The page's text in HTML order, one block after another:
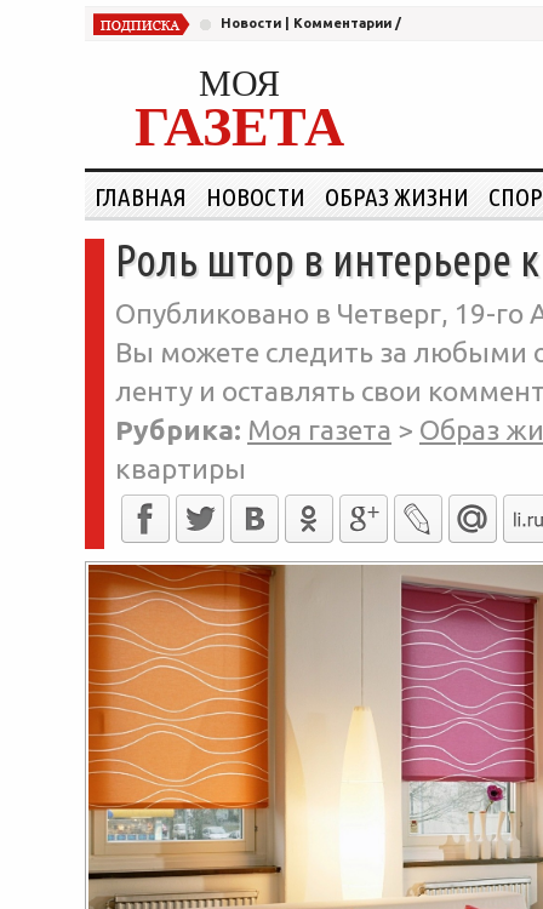
Новости Комментарии /
МОЯ
ГАЗЕТА
ГЛАВНАЯ НОВОСТИ ОБРАЗ ЖИЗНИ
Роль штор в интерьере
Опубликовано в Четверг, 19-го
Вы можете следить за любыми
ленту и оставлять свои
Рубрика: Моя газета > Образ
квартиры